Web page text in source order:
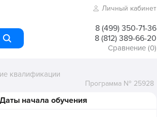
Личный кабинет
8 (499) 350-71-36
8 (812) 389-66-20
Сравнение (0)
квалификации
Программа № 25928
Даты начала обучения